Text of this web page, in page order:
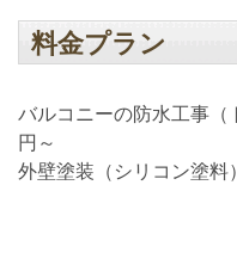
料金プラン
バルコニーの防水工事（
円～
外壁塗装（シリコン塗料